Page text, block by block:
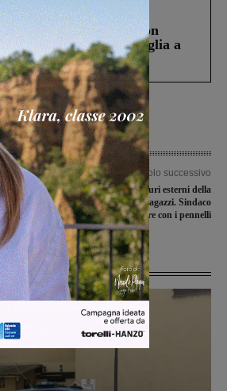
struttura di Castiglion
che aveva ucciso la figlia a
Città
di
Articolo successivo
Tutti a ripulire i muri esterni della
scuola imbrattati dai ragazzi. Sindaco
e assessore con i pennelli